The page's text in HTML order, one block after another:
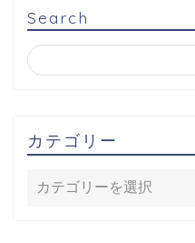
Search
カテゴリー